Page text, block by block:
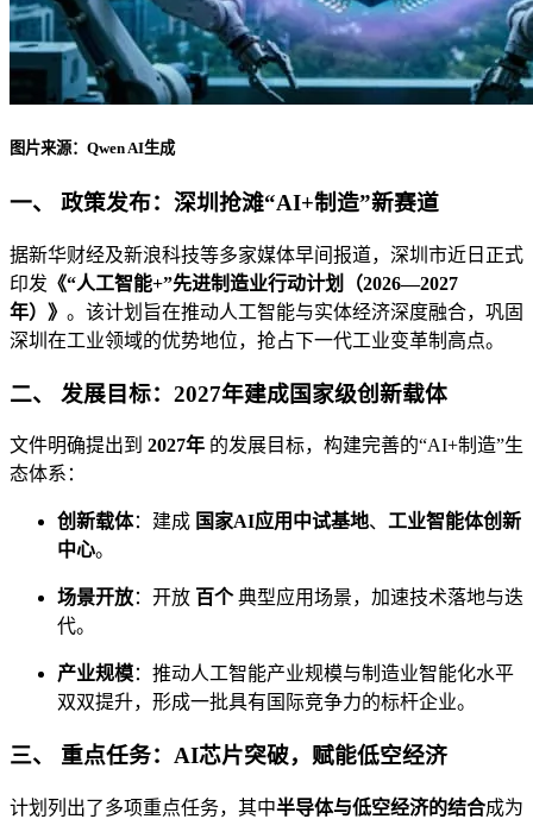
图片来源：Qwen AI生成
一、 政策发布：深圳抢滩“AI+制造”新赛道
据新华财经及新浪科技等多家媒体早间报道，深圳市近日正式
印发 《“人工智能+”先进制造业行动计划（2026—2027
年）》 。该计划旨在推动人工智能与实体经济深度融合，巩固
深圳在工业领域的优势地位，抢占下一代工业变革制高点。
二、 发展目标：2027年建成国家级创新载体
文件明确提出到 2027年 的发展目标，构建完善的“AI+制造”生
态体系：
创新载体：建成 国家AI应用中试基地、 工业智能体创新
中心。
场景开放：开放 百个典型应用场景，加速技术落地与迭
代。
产业规模：推动人工智能产业规模与制造业智能化水平
双双提升，形成一批具有国际竞争力的标杆企业。
三、 重点任务：AI芯片突破，赋能低空经济
计划列出了多项重点任务，其中半导体与低空经济的结合成为